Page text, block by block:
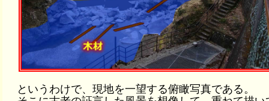
というわけで、現地を一望する俯瞰写真である。